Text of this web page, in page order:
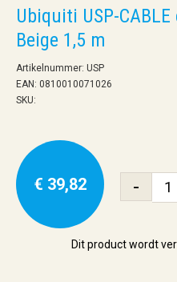
Ubiquiti USP-
Beige 1,5 m
Artikelnummer: USP
EAN: 0810010071026
SKU:
€ 39,82 -
Dit product wordt